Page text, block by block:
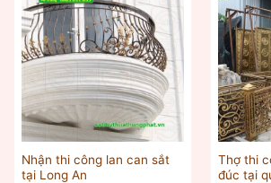
Nhận thi công lan can sắt
tại Long An
Thợ thi
đúc tại